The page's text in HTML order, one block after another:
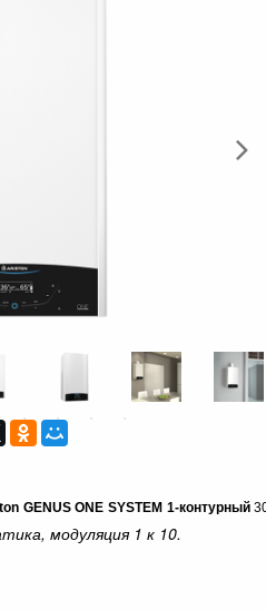
GENUS ONE SYSTEM 1-контурный
модуляция 1 к 10.